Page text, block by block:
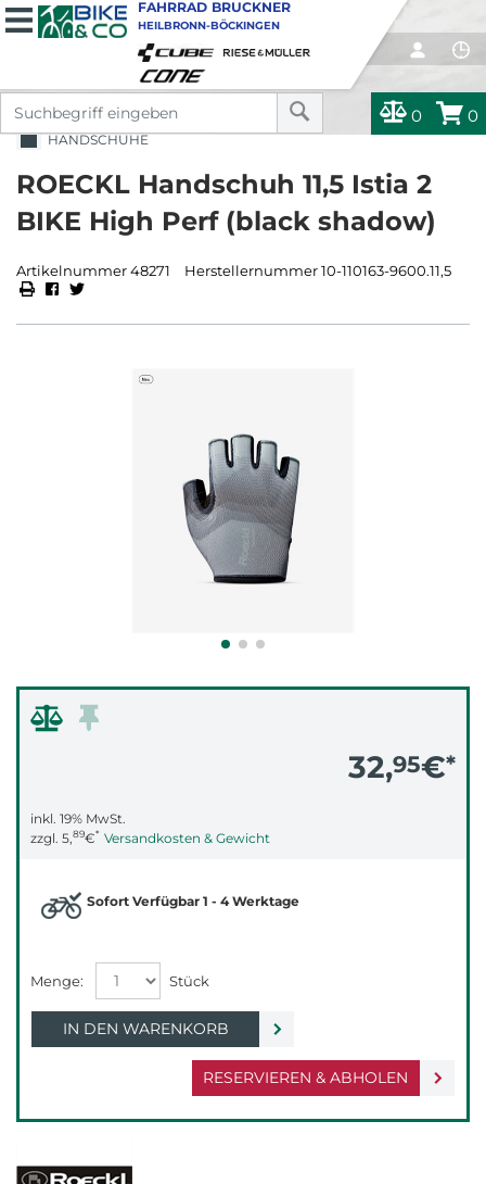
0 0
FAHRRAD BRUCKNER
HEILBRONN-BÖCKINGEN
HANDSCHUHE
ROECKL Handschuh 11,5 Istia 2
BIKE High Perf (black shadow)
Artikelnummer 48271 Herstellernummer 10-110163-9600.11,5
32,95€*
inkl. 19% MwSt.
zzgl. 5,89€* Versandkosten & Gewicht
RESERVIEREN & ABHOLEN
Sofort Verfügbar 1 - 4 Werktage
IN DEN WARENKORB